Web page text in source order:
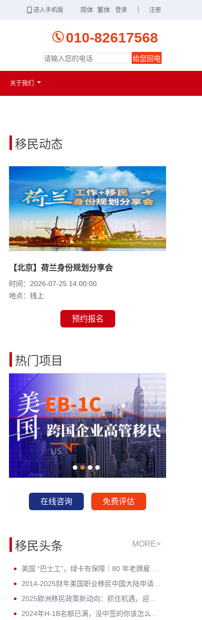
注册
登录
简体 繁体
进入手机版
扫一扫
进入手机版
010-82617568
给您回电
关于我们
移民动态
【北京】荷兰身份规划分享会
时间：2026-07-25 14:00:00
地点：线上
预约报名
热门项目
在线咨询 免费评估
移民头条 MORE>